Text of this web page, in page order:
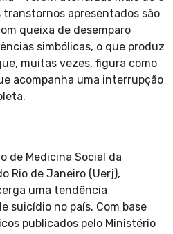
transtornos apresentados são
queixa de desemparo
simbólicas, o que produz
muitas vezes, figura como
acompanha uma interrupção
de Medicina Social da
Rio de Janeiro (Uerj),
uma tendência
suicídio no país. Com base
publicados pelo Ministério